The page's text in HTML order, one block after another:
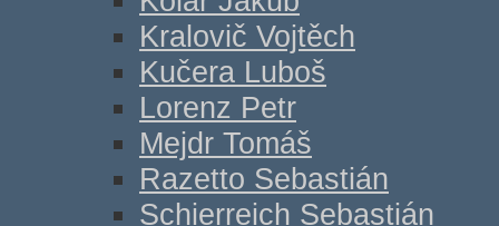
Kralovič Vojtěch
Kučera Luboš
Lorenz Petr
Mejdr Tomáš
Razetto Sebastián
Schierreich Sebastián